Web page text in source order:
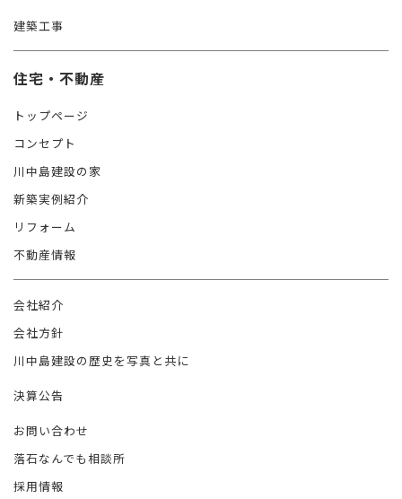
建築工事
住宅・不動産
トップページ
コンセプト
川中島建設の家
新築実例紹介
リフォーム
不動産情報
会社紹介
会社方針
川中島建設の歴史を写真と共に
決算公告
お問い合わせ
落石なんでも相談所
採用情報